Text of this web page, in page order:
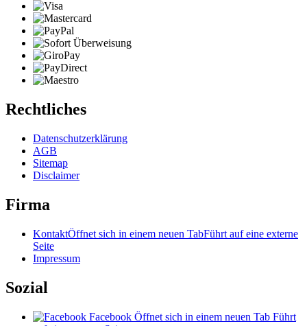
Rechtliches
Datenschutzerklärung
AGB
Sitemap
Disclaimer
Firma
KontaktÖffnet sich in einem neuen TabFührt auf eine externe
Seite
Impressum
Sozial
Facebook Öffnet sich in einem neuen Tab Führt